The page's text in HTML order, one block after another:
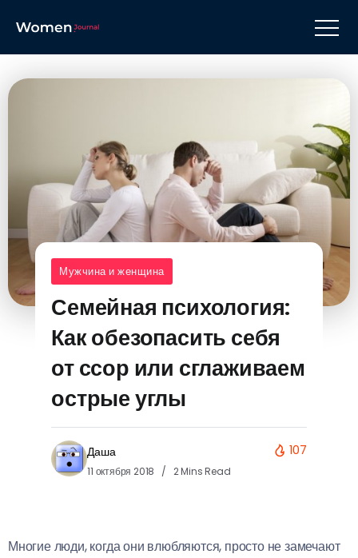
Мужчина и женщина
Семейная психология:
Как обезопасить себя
от ссор или сглаживаем
острые углы
Даша
11 октября 2018 2 Mins Read
107
Многие люди, когда они влюбляются, просто не замечают